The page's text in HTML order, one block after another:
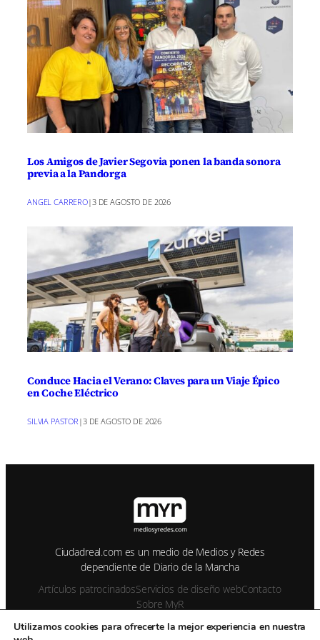
Los Amigos de Javier Segovia ponen la banda sonora
previa a la Pandorga
ANGEL CARRERO|3 DE AGOSTO DE 2026
Conduce Hacia el Verano: Claves para un Viaje Épico
en Coche Eléctrico
SILVIA PASTOR |3 DE AGOSTO DE 2026
Ciudadreal.com es un medio de Medios y Redes
dependiente de Diario de la Mancha
Artículos patrocinadosServicios de diseño webContacto
Sobre MyR
Utilizamos cookies para ofrecerte la mejor experiencia en nuestra